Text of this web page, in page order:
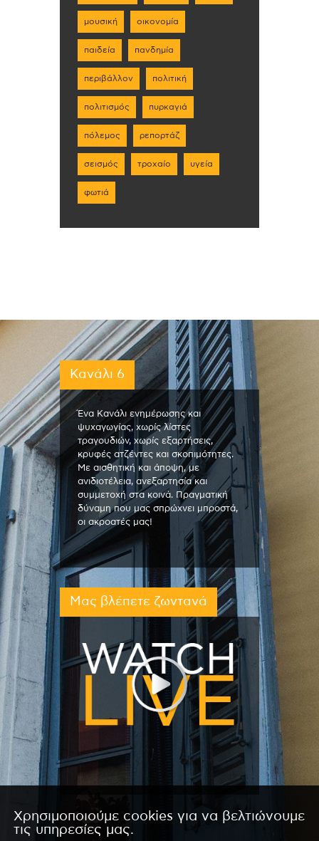
μουσική οικονομία
παιδεία πανδημία
περιβάλλον πολιτική
πολιτισμός πυρκαγιά
πόλεμος ρεπορτάζ
σεισμός τροχαίο υγεία
φωτιά
Κανάλι 6
Ένα Κανάλι ενημέρωσης και
ψυχαγωγίας, χωρίς λίστες
τραγουδιών, χωρίς εξαρτήσεις,
κρυφές ατζέντες και σκοπιμότητες.
Με αισθητική και άποψη, με
ανιδιοτέλεια, ανεξαρτησία και
συμμετοχή στα κοινά. Πραγματική
δύναμη που μας σπρώχνει μπροστά,
οι ακροατές μας!
Μας βλέπετε ζωντανά
Χρησιμοποιούμε cookies για να βελτιώνουμε
τις υπηρεσίες μας.